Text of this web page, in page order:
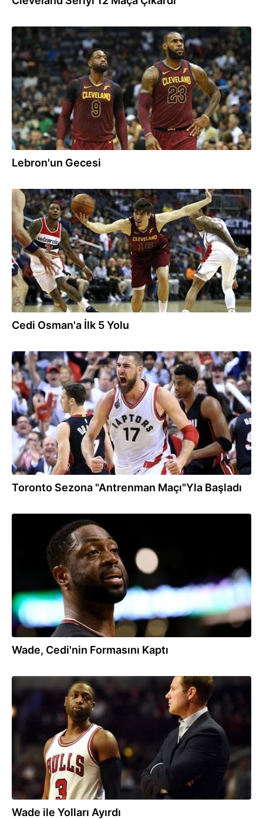
25.10.2017
Lebron'un Gecesi
24.10.2017
Cedi Osman'a İlk 5 Yolu
20.10.2017
Toronto Sezona "Antrenman Maçı"Yla Başladı
28.09.2017
Wade, Cedi'nin Formasını Kaptı
25.09.2017
Wade ile Yolları Ayırdı